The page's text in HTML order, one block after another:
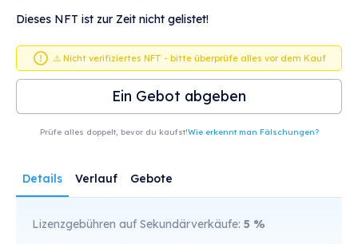
Dieses NFT ist zur Zeit nicht gelistet!
⚠️ Nicht verifiziertes NFT - bitte überprüfe alles vor dem Kauf
Ein Gebot abgeben
Prüfe alles doppelt, bevor du kaufst!Wie erkennt man Fälschungen?
Details Verlauf Gebote
Lizenzgebühren auf Sekundärverkäufe: 5 %